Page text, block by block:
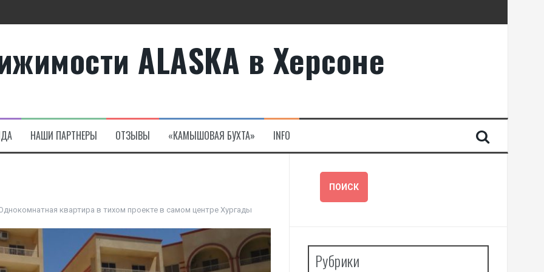
Алсанджаке
ALASKA в Херсоне
НАШИ ПАРТНЕРЫ ОТЗЫВЫ «КАМЫШОВАЯ БУХТА» INFO
квартира в тихом проекте в самом центре Хургады
Рубрики